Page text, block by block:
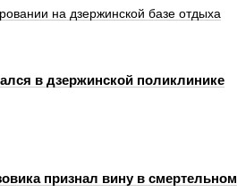
на дзержинской базе отдыха
в дзержинской поликлинике
признал вину в смертельном